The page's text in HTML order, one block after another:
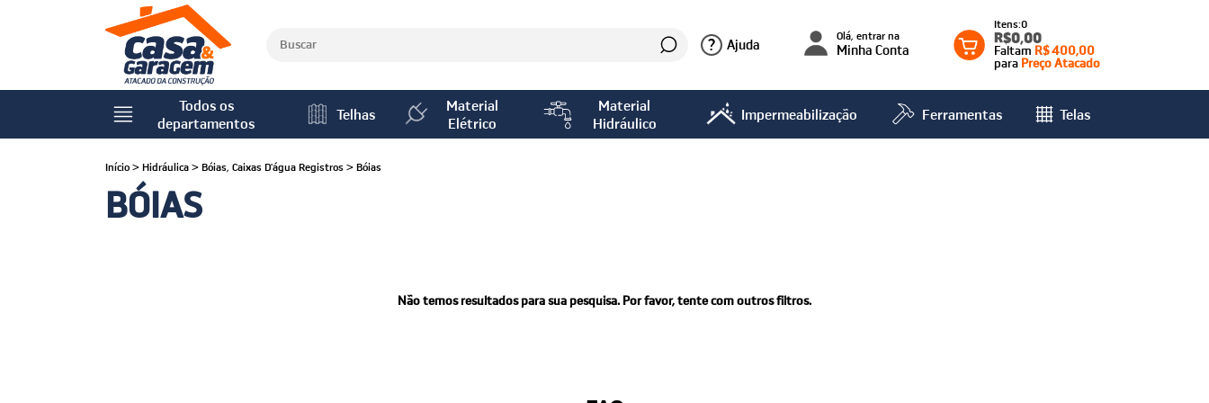
? Ajuda Olá, entrar na
Minha Conta
0
R$0,00
Faltam R$ 400,00
para Preço Atacado
Todos os
departamentos
Telhas
Material
Elétrico
Material
Hidráulico
Impermeabilização Ferramentas Telas
Início > Hidráulica > Bóias, Caixas D'água Registros > Bóias
BÓIAS
Não temos resultados para sua pesquisa. Por favor, tente com outros filtros.